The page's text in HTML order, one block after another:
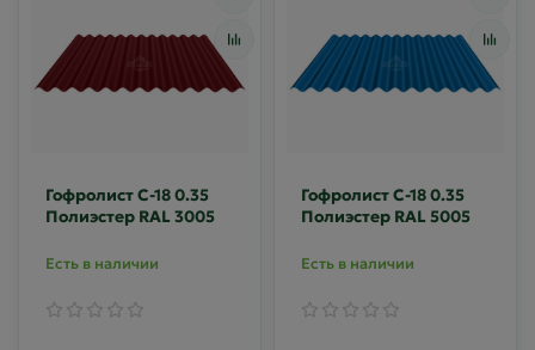
Гофролист С-18 0.35
Полиэстер RAL 3005
Есть в наличии
Гофролист С-18 0.35
Полиэстер RAL 5005
Есть в наличии